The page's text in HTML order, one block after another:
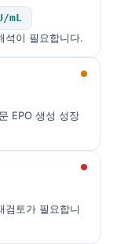
mL
석이 필요합니다.
EPO 생성 성장
검토가 필요합니